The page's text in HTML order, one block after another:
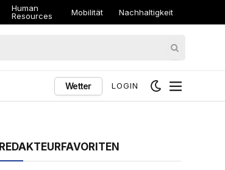
Human
Resources
Mobilität Nachhaltigkeit
Wetter LOGIN
REDAKTEURFAVORITEN